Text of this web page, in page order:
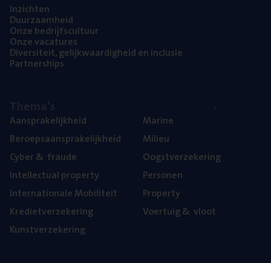
Inzich­ten
Duur­zaam­heid
Onze bedrijfs­cul­tuur
Onze vaca­tu­res
Diver­si­teit, gelijk­waar­dig­heid en inclusie
Part­ner­ships
Aan­spra­ke­lijk­heid
Beroeps­aan­spra­ke­lijk­heid
Cyber& fraude
Intel­lec­tu­al property
Inter­na­ti­o­na­le Mobiliteit
Kre­diet­ver­ze­ke­ring
Kunst­ver­ze­ke­ring
Mari­ne
Mili­eu
Oogst­ver­ze­ke­ring
Per­so­nen
Pro­per­ty
Voer­tuig& vloot